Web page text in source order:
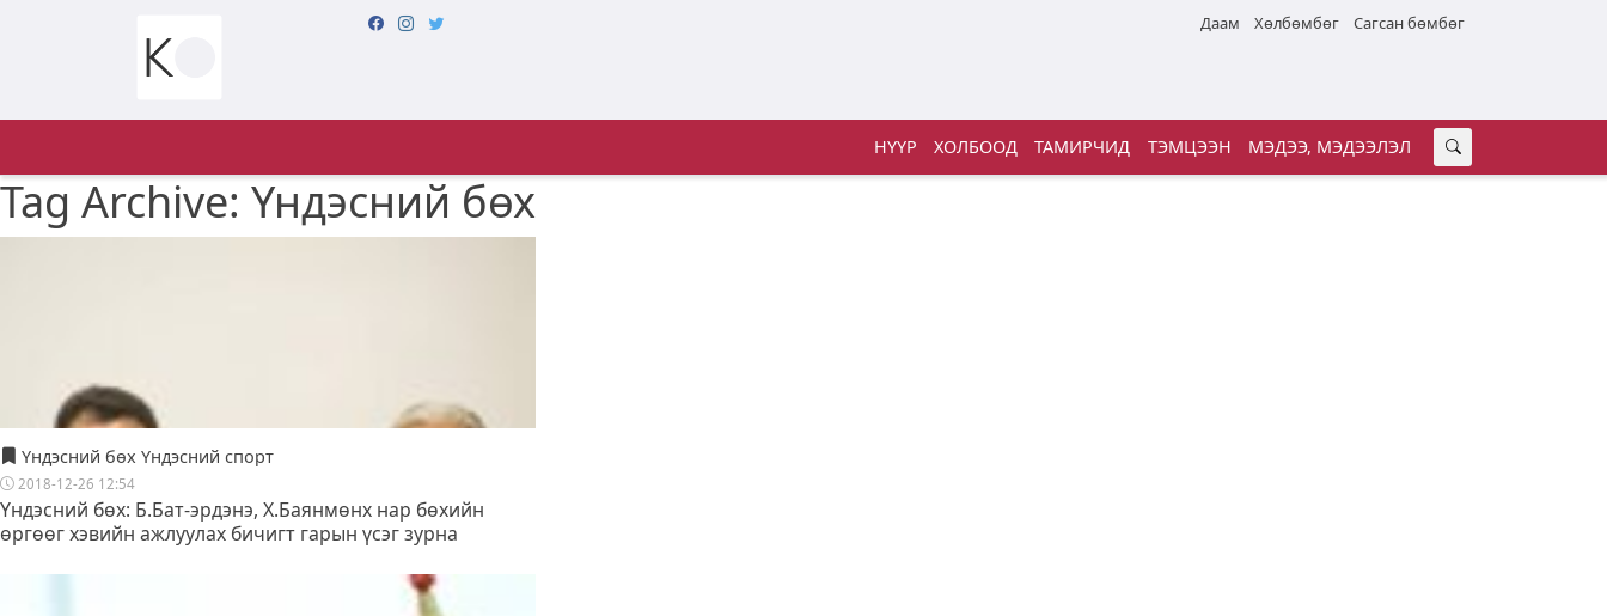
Даам Хөлбөмбөг Сагсан бөмбөг
НҮҮР ХОЛБООД ТАМИРЧИД ТЭМЦЭЭН МЭДЭЭ, МЭДЭЭЛЭЛ
Tag Archive: Үндэсний бөх
Үндэсний бөх Үндэсний спорт
2018-12-26 12:54
Үндэсний бөх: Б.Бат-эрдэнэ, Х.Баянмөнх нар бөхийн
өргөөг хэвийн ажлуулах бичигт гарын үсэг зурна